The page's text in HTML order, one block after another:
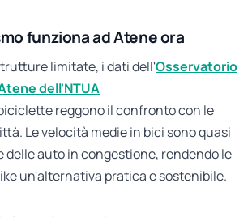
funziona ad Atene ora
limitate, i dati dell'Osservatorio
dell'NTUA
reggono il confronto con le
Le velocità medie in bici sono quasi
delle auto in congestione, rendendo le
un'alternativa pratica e sostenibile.